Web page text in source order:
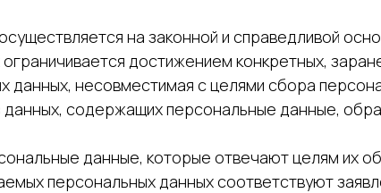
на законной и справедливой
достижением конкретных,
данных, несовместимая с целями сбора
содержащих персональные данные,
данные, которые отвечают целям их
персональных данных соответствуют